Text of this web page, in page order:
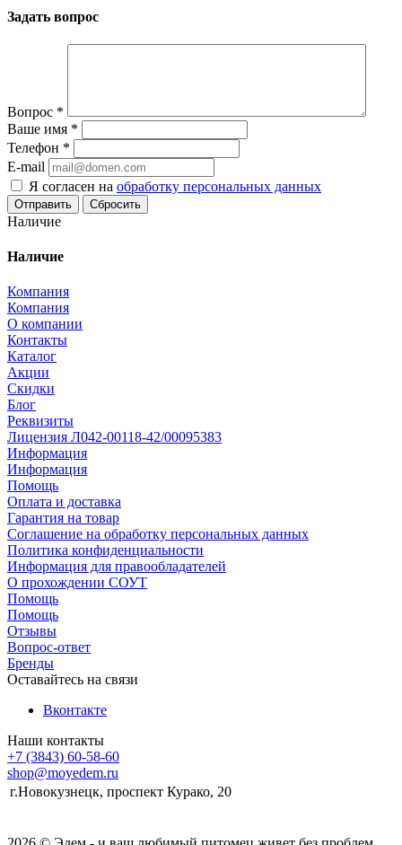
Задать вопрос
Вопрос *
Ваше имя *
Телефон *
E-mail
Я согласен на обработку персональных данных
Сбросить
Наличие
Наличие
Компания
Компания
О компании
Контакты
Каталог
Акции
Скидки
Блог
Реквизиты
Лицензия Л042-00118-42/00095383
Информация
Информация
Помощь
Оплата и доставка
Гарантия на товар
Соглашение на обработку персональных данных
Политика конфиденциальности
Информация для правообладателей
О прохождении СОУТ
Помощь
Помощь
Отзывы
Вопрос-ответ
Бренды
Оставайтесь на связи
Вконтакте
Наши контакты
+7 (3843) 60-58-60
shop@moyedem.ru
г.Новокузнецк, проспект Курако, 20